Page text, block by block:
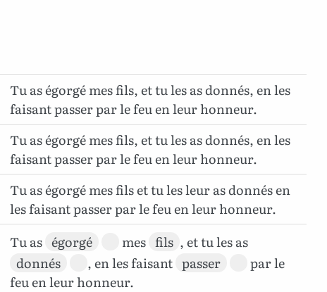
Tu as égorgé mes fils, et tu les as donnés, en les
faisant passer par le feu en leur honneur.
Tu as égorgé mes fils, et tu les as donnés, en les
faisant passer par le feu en leur honneur.
Tu as égorgé mes fils et tu les leur as donnés en
les faisant passer par le feu en leur honneur.
Tu as égorgé mes fils , et tu les as
donnés
, en les faisant passer
par le
feu en leur honneur.